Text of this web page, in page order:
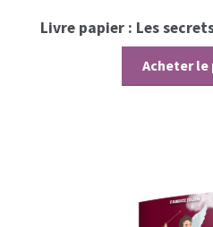
Livre papier : Les
Acheter